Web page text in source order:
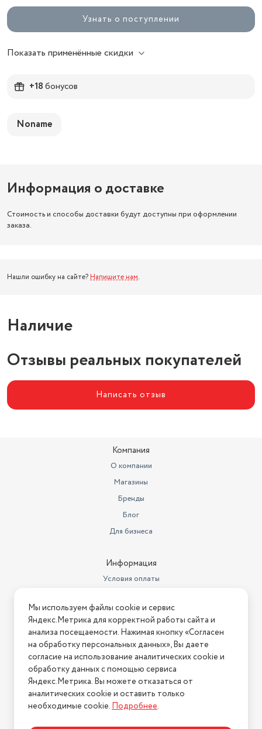
Узнать о поступлении
Показать применённые скидки
+18бонусов
Noname
Информация о доставке
Стоимость и способы доставки будут доступны при оформлении
заказа.
Нашли ошибку на сайте? Напишите нам.
Наличие
Отзывы реальных покупателей
Написать отзыв
Компания
О компании
Магазины
Бренды
Блог
Для бизнеса
Информация
Условия оплаты
Условия возврата
Нашли ошибку на сайте? Напишите нам
2026 © Интернет-магазин "АстМаркет". У нас есть всё!
Политика конфиденциальности
Мы используем файлы cookie и сервис
Яндекс.Метрика для корректной работы сайта и
анализа посещаемости. Нажимая кнопку «Согласен
на обработку персональных данных», Вы даете
согласие на использование аналитических cookie и
обработку данных с помощью сервиса
Яндекс.Метрика. Вы можете отказаться от
аналитических cookie и оставить только
необходимые cookie.Подробнее.